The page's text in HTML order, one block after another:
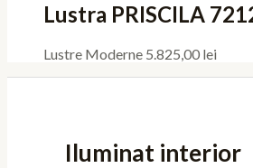
Lustra PRISCILA
Lustre Moderne 5.825,00 lei
Iluminat interior